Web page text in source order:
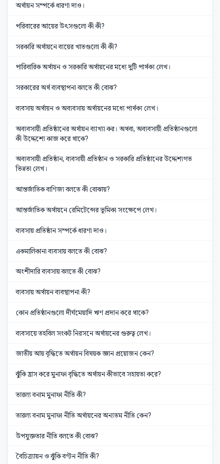
অর্থায়ন সম্পর্কে ধারণা দাও।
পরিবারের আয়ের উৎসগুলো কী কী?
সরকারি অর্থায়নে ব্যয়ের খাতগুলো কী কী?
পারিবারিক অর্থায়ন ও সরকারি অর্থায়নের মধ্যে দুটি পার্থক্য লেখ।
সরকারের অর্থ ব্যবস্থাপনা বলতে কী বোঝ?
ব্যবসায় অর্থায়ন ও অব্যবসায় অর্থায়নের মধ্যে পার্থক্য লেখ।
অব্যবসায়ী প্রতিষ্ঠানের অর্থায়ন ব্যাখ্যা কর। অথবা, অব্যবসায়ী প্রতিষ্ঠানগুলো
কী উদ্দেশ্যে কাজ করে থাকে?
অব্যবসায়ী প্রতিষ্ঠান, ব্যবসায়ী প্রতিষ্ঠান ও সরকারি প্রতিষ্ঠানের উদ্দেশ্যগত
ভিন্নতা লেখ।
আন্তর্জাতিক বাণিজ্য বলতে কী বোঝায়?
আন্তর্জাতিক অর্থায়নে রেমিটেন্সের ভূমিকা সংক্ষেপে লেখ।
ব্যবসায় প্রতিষ্ঠান সম্পর্কে ধারণা দাও।
একমালিকানা ব্যবসায় বলতে কী বোঝ?
অংশীদারি ব্যবসায় বলতে কী বোঝ?
ব্যবসায় অর্থায়ন ব্যবস্থাপনা কী?
কোন প্রতিষ্ঠানগুলো দীর্ঘমেয়াদি ঋণ প্রদান করে থাকে?
ব্যবসায়ে তহবিল সংকট নিরসনে অর্থায়নের গুরুত্ব লেখ।
জাতীয় আয় বৃদ্ধিতে অর্থায়ন বিষয়ক জ্ঞান প্রয়োজন কেন?
ঝুঁকি হ্রাস করে মুনাফা বৃদ্ধিতে অর্থায়ন কীভাবে সহায়তা করে?
তারল্য বনাম মুনাফা নীতি কী?
তারল্য বনাম মুনাফা নীতি অর্থায়নের অন্যতম নীতি কেন?
উপযুক্ততার নীতি বলতে কী বোঝ?
বৈচিত্র্যায়ন ও ঝুঁকি বণ্টন নীতি কী?